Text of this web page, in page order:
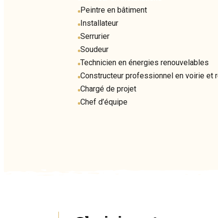
Peintre en bâtiment
Installateur
Serrurier
Soudeur
Technicien en énergies renouvelables
Constructeur professionnel en voirie et
Chargé de projet
Chef d’équipe